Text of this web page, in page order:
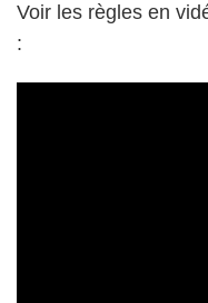
Voir les règles en
: